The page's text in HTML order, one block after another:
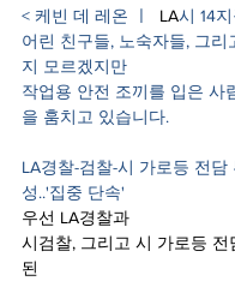
< 케빈 데 레온 ㅣ LA시 14
어린 친구들, 노숙자들, 그리
지 모르겠지만
작업용 안전 조끼를 입은 사
을 훔치고 있습니다.
LA경찰-검찰-시 가로등 전담
성..'집중 단속'
우선 LA경찰과
시검찰, 그리고 시 가로등 전
된